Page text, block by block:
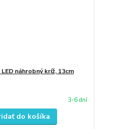
náhrobný kríž, 13cm
3-6 dní
do košíka